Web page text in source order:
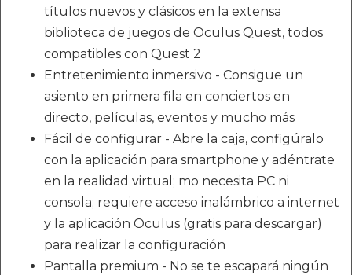
títulos nuevos y clásicos en la extensa
biblioteca de juegos de Oculus Quest, todos
compatibles con Quest 2
Entretenimiento inmersivo - Consigue un
asiento en primera fila en conciertos en
directo, películas, eventos y mucho más
Fácil de configurar - Abre la caja, configúralo
con la aplicación para smartphone y adéntrate
en la realidad virtual; mo necesita PC ni
consola; requiere acceso inalámbrico a internet
y la aplicación Oculus (gratis para descargar)
para realizar la configuración
Pantalla premium - No se te escapará ningún